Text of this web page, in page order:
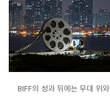
BIFF의 성과 뒤에는 무대 위